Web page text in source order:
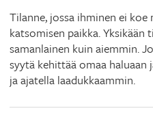
Tilanne, jossa ihminen ei
katsomisen paikka. Yksikään
samanlainen kuin aiemmin.
syytä kehittää omaa haluaan
ja ajatella laadukkaammin.